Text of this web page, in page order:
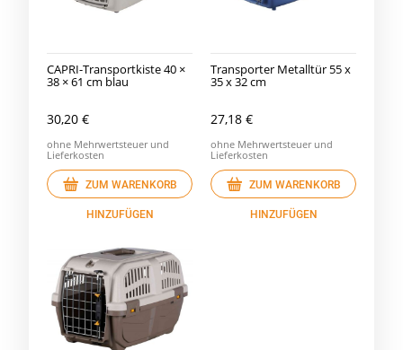
CAPRI-Transportkiste 40 ×
38 × 61 cm blau
30,20 €
ohne Mehrwertsteuer und
Lieferkosten
ZUM WARENKORB
HINZUFÜGEN
Transporter Metalltür 55 x
35 x 32 cm
27,18 €
ohne Mehrwertsteuer und
Lieferkosten
ZUM WARENKORB
HINZUFÜGEN